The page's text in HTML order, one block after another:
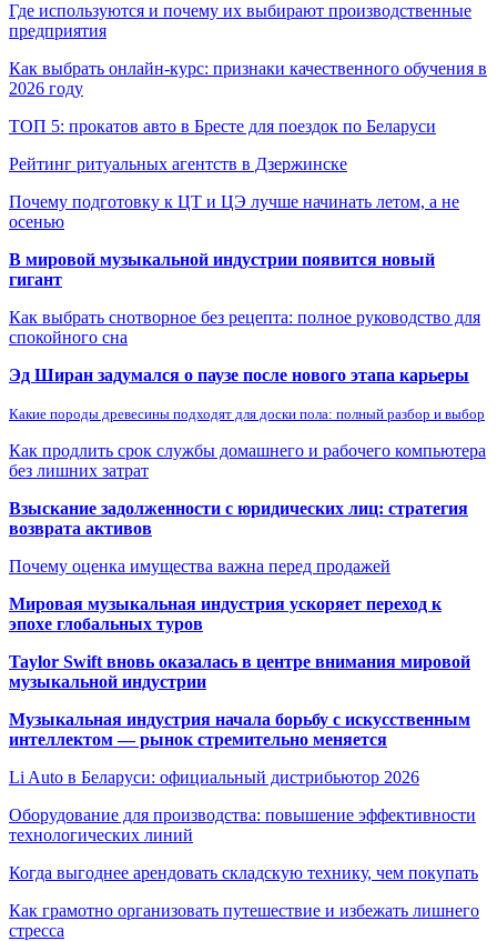
Где используются и почему их выбирают производственные
предприятия
Как выбрать онлайн-курс: признаки качественного обучения в
2026 году
ТОП 5: прокатов авто в Бресте для поездок по Беларуси
Рейтинг ритуальных агентств в Дзержинске
Почему подготовку к ЦТ и ЦЭ лучше начинать летом, а не
осенью
В мировой музыкальной индустрии появится новый
гигант
Как выбрать снотворное без рецепта: полное руководство для
спокойного сна
Эд Ширан задумался о паузе после нового этапа карьеры
Какие породы древесины подходят для доски пола: полный разбор и выбор
Как продлить срок службы домашнего и рабочего компьютера
без лишних затрат
Взыскание задолженности с юридических лиц: стратегия
возврата активов
Почему оценка имущества важна перед продажей
Мировая музыкальная индустрия ускоряет переход к
эпохе глобальных туров
Taylor Swift вновь оказалась в центре внимания мировой
музыкальной индустрии
Музыкальная индустрия начала борьбу с искусственным
интеллектом — рынок стремительно меняется
Li Auto в Беларуси: официальный дистрибьютор 2026
Оборудование для производства: повышение эффективности
технологических линий
Когда выгоднее арендовать складскую технику, чем покупать
Как грамотно организовать путешествие и избежать лишнего
стресса